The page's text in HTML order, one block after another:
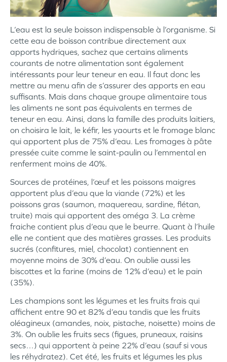
L’eau est la seule boisson indispensable à l’organisme. Si
cette eau de boisson contribue directement aux
apports hydriques, sachez que certains aliments
courants de notre alimentation sont également
intéressants pour leur teneur en eau. Il faut donc les
mettre au menu afin de s’assurer des apports en eau
suffisants. Mais dans chaque groupe alimentaire tous
les aliments ne sont pas équivalents en termes de
teneur en eau. Ainsi, dans la famille des produits laitiers,
on choisira le lait, le kéfir, les yaourts et le fromage blanc
qui apportent plus de 75% d’eau. Les fromages à pâte
pressée cuite comme le saint-paulin ou l’emmental en
renferment moins de 40%.
Sources de protéines, l’œuf et les poissons maigres
apportent plus d’eau que la viande (72%) et les
poissons gras (saumon, maquereau, sardine, flétan,
truite) mais qui apportent des oméga 3. La crème
fraiche contient plus d’eau que le beurre. Quant à l’huile
elle ne contient que des matières grasses. Les produits
sucrés (confitures, miel, chocolat) contiennent en
moyenne moins de 30% d’eau. On oublie aussi les
biscottes et la farine (moins de 12% d’eau) et le pain
(35%).
Les champions sont les légumes et les fruits frais qui
affichent entre 90 et 82% d’eau tandis que les fruits
oléagineux (amandes, noix, pistache, noisette) moins de
3%. On oublie les fruits secs (figues, pruneaux, raisins
secs…) qui apportent à peine 22% d’eau (sauf si vous
les réhydratez). Cet été, les fruits et légumes les plus